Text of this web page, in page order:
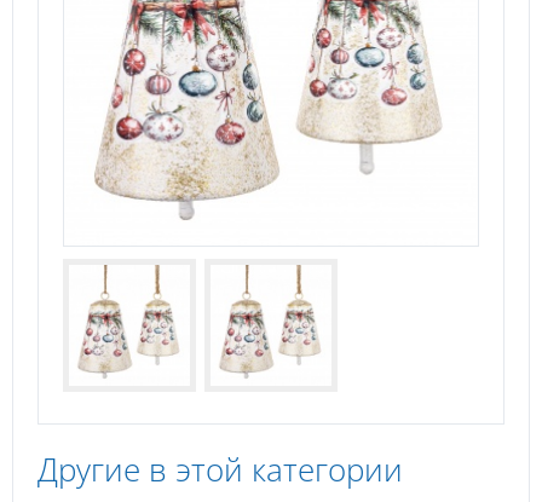
Другие в этой категории